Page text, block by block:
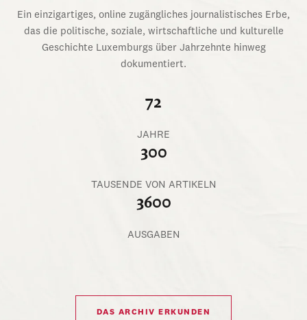
Ein einzigartiges, online zugängliches journalistisches Erbe,
das die politische, soziale, wirtschaftliche und kulturelle
Geschichte Luxemburgs über Jahrzehnte hinweg
dokumentiert.
72
JAHRE
300
TAUSENDE VON ARTIKELN
3600
AUSGABEN
DAS ARCHIV ERKUNDEN